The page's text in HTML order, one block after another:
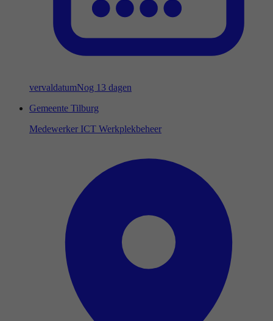
vervaldatumNog 13 dagen
Gemeente Tilburg
Medewerker ICT Werkplekbeheer